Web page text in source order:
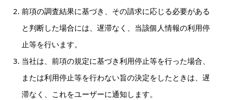
前項の調査結果に基づき、その請求に応じる必要がある
と判断した場合には、遅滞なく、当該個人情報の利用停
止等を行います。
当社は、前項の規定に基づき利用停止等を行った場合、
または利用停止等を行わない旨の決定をしたときは、遅
滞なく、これをユーザーに通知します。